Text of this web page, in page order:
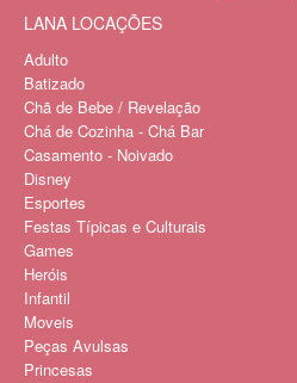
LANA LOCAÇÕES
Adulto
Batizado
Chã de Bebe / Revelação
Chá de Cozinha - Chá Bar
Casamento - Noivado
Disney
Esportes
Festas Típicas e Culturais
Games
Heróis
Infantil
Moveis
Peças Avulsas
Princesas